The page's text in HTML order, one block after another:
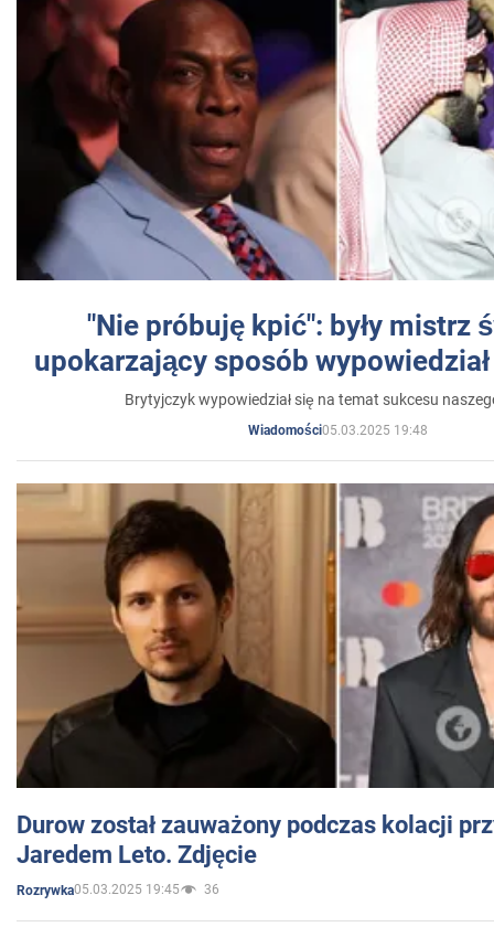
"Nie próbuję kpić": były mistrz
upokarzający sposób
Brytyjczyk wypowiedział się na temat sukcesu
Wiadomości05.03.2025 19:48
Durow został zauważony podczas kolacji
Jaredem Leto. Zdjęcie
Rozrywka05.03.2025 19:45 36